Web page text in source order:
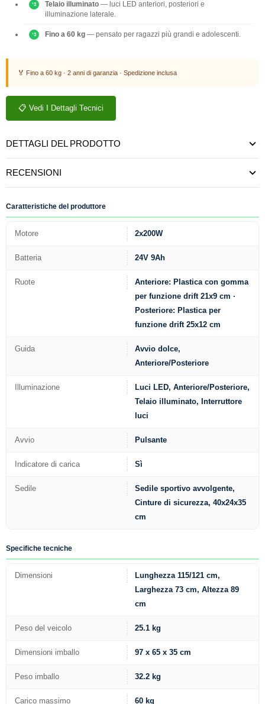
Telaio illuminato — luci LED anteriori, posteriori e
illuminazione laterale.
Fino a 60 kg — pensato per ragazzi più grandi e adolescenti.
🏅 Fino a 60 kg · 2 anni di garanzia · Spedizione inclusa
📋 Vedi I Dettagli Tecnici
DETTAGLI DEL PRODOTTO
RECENSIONI
Caratteristiche del produttore
Motore 2x200W
Batteria 24V 9Ah
Ruote
Anteriore: Plastica con gomma
per funzione drift 21x9 cm ·
Posteriore: Plastica per
funzione drift 25x12 cm
Guida
Avvio dolce,
Anteriore/Posteriore
Illuminazione
Luci LED, Anteriore/Posteriore,
Telaio illuminato, Interruttore
luci
Avvio Pulsante
Indicatore di carica Sì
Sedile
Sedile sportivo avvolgente,
Cinture di sicurezza, 40x24x35
cm
Specifiche tecniche
Dimensioni
Lunghezza 115/121 cm,
Larghezza 73 cm, Altezza 89
cm
Peso del veicolo 25.1 kg
Dimensioni imballo 97 x 65 x 35 cm
Peso imballo 32.2 kg
Carico massimo 60 kg